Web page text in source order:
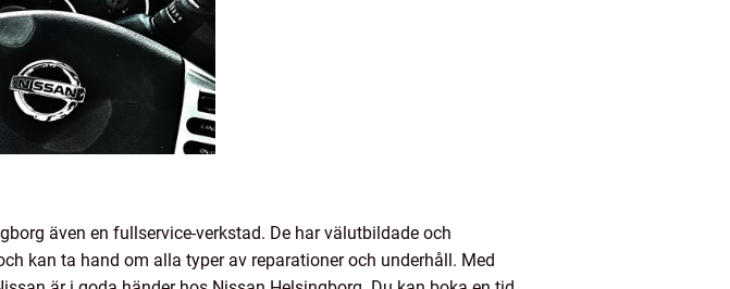
även en fullservice-verkstad. De har välutbildade och
kan ta hand om alla typer av reparationer och underhåll. Med